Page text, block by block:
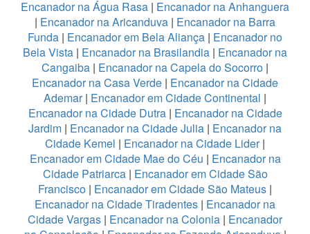
Encanador na Água Rasa | Encanador na Anhanguera
| Encanador na Aricanduva | Encanador na Barra
Funda | Encanador em Bela Aliança | Encanador no
Bela Vista | Encanador na Brasilandia | Encanador na
Cangaiba | Encanador na Capela do Socorro |
Encanador na Casa Verde | Encanador na Cidade
Ademar| Encanador em Cidade Continental |
Encanador na Cidade Dutra | Encanador na Cidade
Jardim | Encanador na Cidade Julia | Encanador na
Cidade Kemel | Encanador na Cidade Lider|
Encanador em Cidade Mae do Céu | Encanador na
Cidade Patriarca| Encanador em Cidade São
Francisco | Encanador em Cidade São Mateus |
Encanador na Cidade Tiradentes | Encanador na
Cidade Vargas | Encanador na Colonia | Encanador